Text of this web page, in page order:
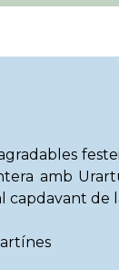
amb
capdavant de